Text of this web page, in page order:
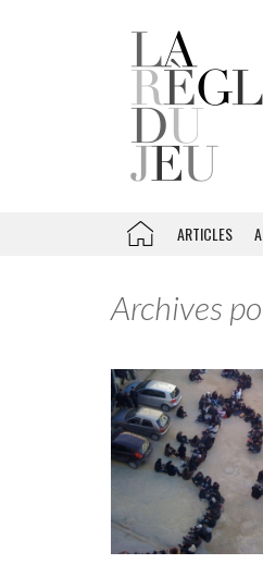
ARTICLES
Archives